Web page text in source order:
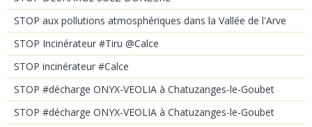
STOP aux pollutions atmosphériques dans la Vallée de l'Arve
STOP Incinérateur #Tiru @Calce
STOP incinérateur #Calce
STOP #décharge ONYX-VEOLIA à Chatuzanges-le-Goubet
STOP #décharge ONYX-VEOLIA à Chatuzanges-le-Goubet